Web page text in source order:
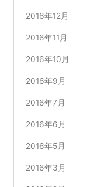
2016年12月
2016年11月
2016年10月
2016年9月
2016年7月
2016年6月
2016年5月
2016年3月